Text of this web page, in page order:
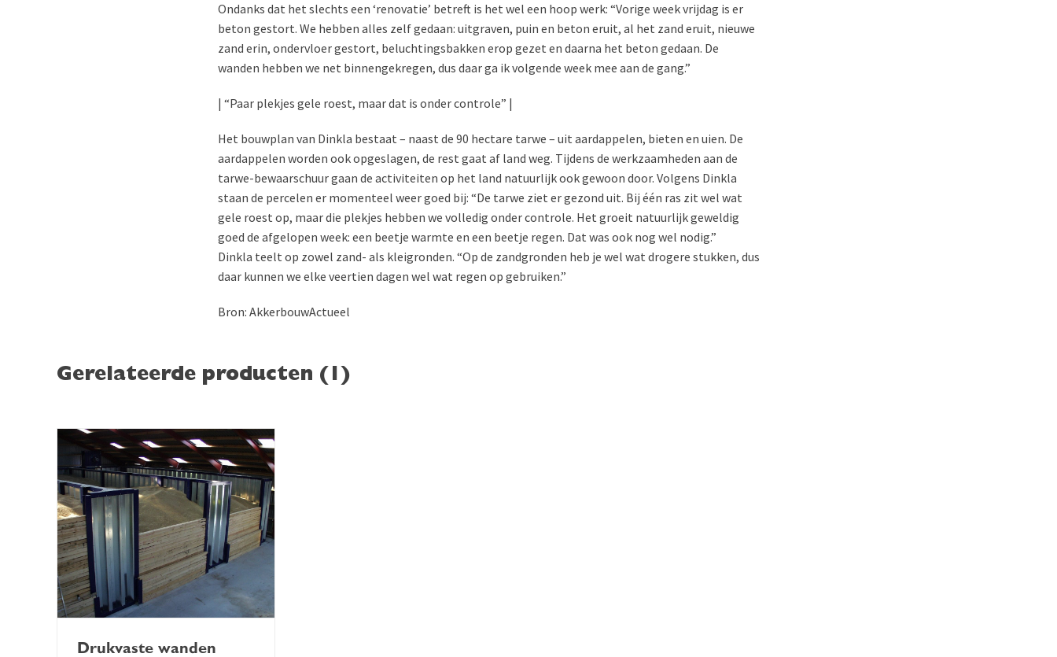
Ondanks dat het slechts een ‘renovatie’ betreft is het wel een hoop werk: “Vorige week vrijdag is er
beton gestort. We hebben alles zelf gedaan: uitgraven, puin en beton eruit, al het zand eruit, nieuwe
zand erin, ondervloer gestort, beluchtingsbakken erop gezet en daarna het beton gedaan. De
wanden hebben we net binnengekregen, dus daar ga ik volgende week mee aan de gang.”
| “Paar plekjes gele roest, maar dat is onder controle” |
Het bouwplan van Dinkla bestaat – naast de 90 hectare tarwe – uit aardappelen, bieten en uien. De
aardappelen worden ook opgeslagen, de rest gaat af land weg. Tijdens de werkzaamheden aan de
tarwe-bewaarschuur gaan de activiteiten op het land natuurlijk ook gewoon door. Volgens Dinkla
staan de percelen er momenteel weer goed bij: “De tarwe ziet er gezond uit. Bij één ras zit wel wat
gele roest op, maar die plekjes hebben we volledig onder controle. Het groeit natuurlijk geweldig
goed de afgelopen week: een beetje warmte en een beetje regen. Dat was ook nog wel nodig.”
Dinkla teelt op zowel zand- als kleigronden. “Op de zandgronden heb je wel wat drogere stukken, dus
daar kunnen we elke veertien dagen wel wat regen op gebruiken.”
Bron: AkkerbouwActueel
Gerelateerde producten (1)
Drukvaste wanden